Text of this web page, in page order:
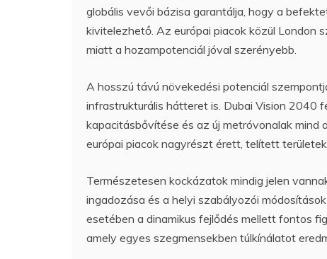
globális vevői bázisa garantálja, hogy a
kivitelezhető. Az európai piacok közül London
miatt a hozampotenciál jóval szerényebb.
A hosszú távú növekedési potenciál
infrastrukturális hátteret is. Dubai Vision 2040
kapacitásbővítése és az új metróvonalak
európai piacok nagyrészt érett, telített
Természetesen kockázatok mindig jelen
ingadozása és a helyi szabályozói
esetében a dinamikus fejlődés mellett fontos
amely egyes szegmensekben túlkínálatot